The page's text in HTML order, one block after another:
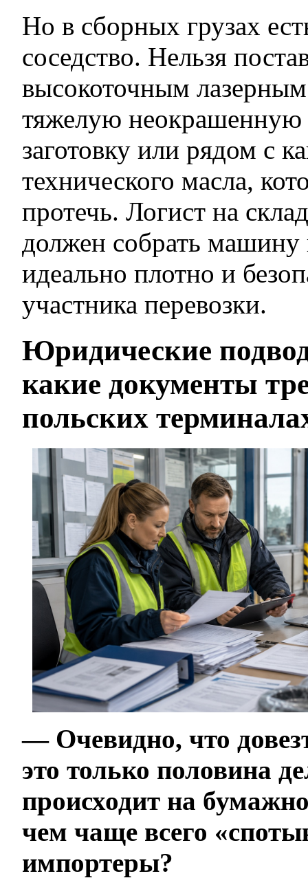
Но в сборных грузах
соседство. Нельзя
высокоточным
тяжелую неокрашенную
заготовку или рядом с
технического масла,
протечь. Логист на
должен собрать
идеально плотно и
участника перевозки.
Юридические
какие документы
польских
— Очевидно, что
это только половина
происходит на
чем чаще всего
импортеры?